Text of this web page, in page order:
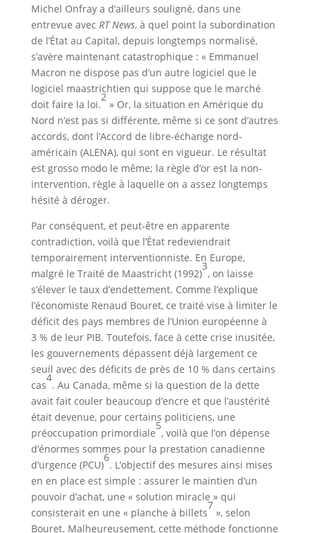
Michel Onfray a d’ailleurs souligné, dans une
entrevue avec RT News, à quel point la subordination
de l’État au Capital, depuis longtemps normalisé,
s’avère maintenant catastrophique : « Emmanuel
Macron ne dispose pas d’un autre logiciel que le
logiciel maastrichtien qui suppose que le marché
doit faire la loi.
2
» Or, la situation en Amérique du
Nord n’est pas si différente, même si ce sont d’autres
accords, dont l’Accord de libre-échange nord-
américain (ALENA), qui sont en vigueur. Le résultat
est grosso modo le même; la règle d’or est la non-
intervention, règle à laquelle on a assez longtemps
hésité à déroger.
Par conséquent, et peut-être en apparente
contradiction, voilà que l’État redeviendrait
temporairement interventionniste. En Europe,
malgré le Traité de Maastricht (1992)
3
, on laisse
s’élever le taux d’endettement. Comme l’explique
l’économiste Renaud Bouret, ce traité vise à limiter le
déficit des pays membres de l’Union européenne à
3 % de leur PIB. Toutefois, face à cette crise inusitée,
les gouvernements dépassent déjà largement ce
seuil avec des déficits de près de 10 % dans certains
cas
4
. Au Canada, même si la question de la dette
avait fait couler beaucoup d’encre et que l’austérité
était devenue, pour certains politiciens, une
préoccupation primordiale
5
, voilà que l’on dépense
d’énormes sommes pour la prestation canadienne
d’urgence (PCU)
6
. L’objectif des mesures ainsi mises
en en place est simple : assurer le maintien d’un
pouvoir d’achat, une « solution miracle » qui
consisterait en une « planche à billets
7
», selon
Bouret. Malheureusement, cette méthode fonctionne